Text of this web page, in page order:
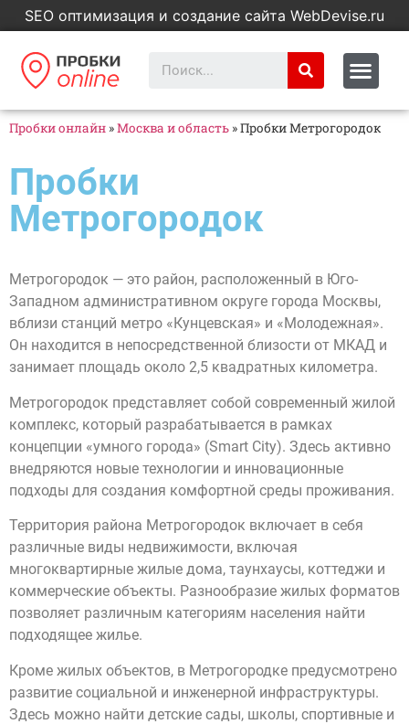
SEO оптимизация и создание сайта WebDevise.ru
Пробки онлайн »Москва и область »Пробки Метрогородок
Пробки
Метрогородок
Метрогородок — это район, расположенный в Юго-
Западном административном округе города Москвы,
вблизи станций метро «Кунцевская» и «Молодежная».
Он находится в непосредственной близости от МКАД и
занимает площадь около 2,5 квадратных километра.
Метрогородок представляет собой современный жилой
комплекс, который разрабатывается в рамках
концепции «умного города» (Smart City). Здесь активно
внедряются новые технологии и инновационные
подходы для создания комфортной среды проживания.
Территория района Метрогородок включает в себя
различные виды недвижимости, включая
многоквартирные жилые дома, таунхаусы, коттеджи и
коммерческие объекты. Разнообразие жилых форматов
позволяет различным категориям населения найти
подходящее жилье.
Кроме жилых объектов, в Метрогородке предусмотрено
развитие социальной и инженерной инфраструктуры.
Здесь можно найти детские сады, школы, спортивные и